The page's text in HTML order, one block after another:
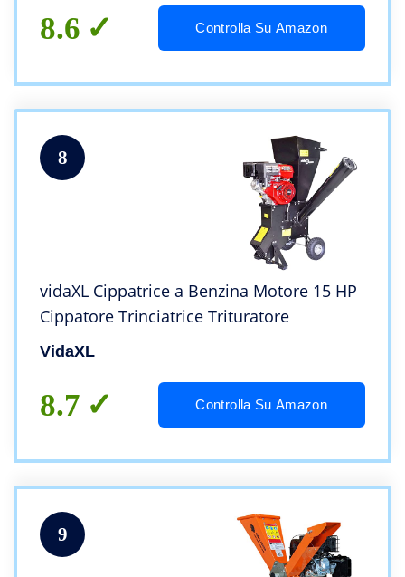
8.6 Controlla Su Amazon
8
vidaXL Cippatrice a Benzina Motore 15 HP
Cippatore Trinciatrice Trituratore
VidaXL
8.7 Controlla Su Amazon
9